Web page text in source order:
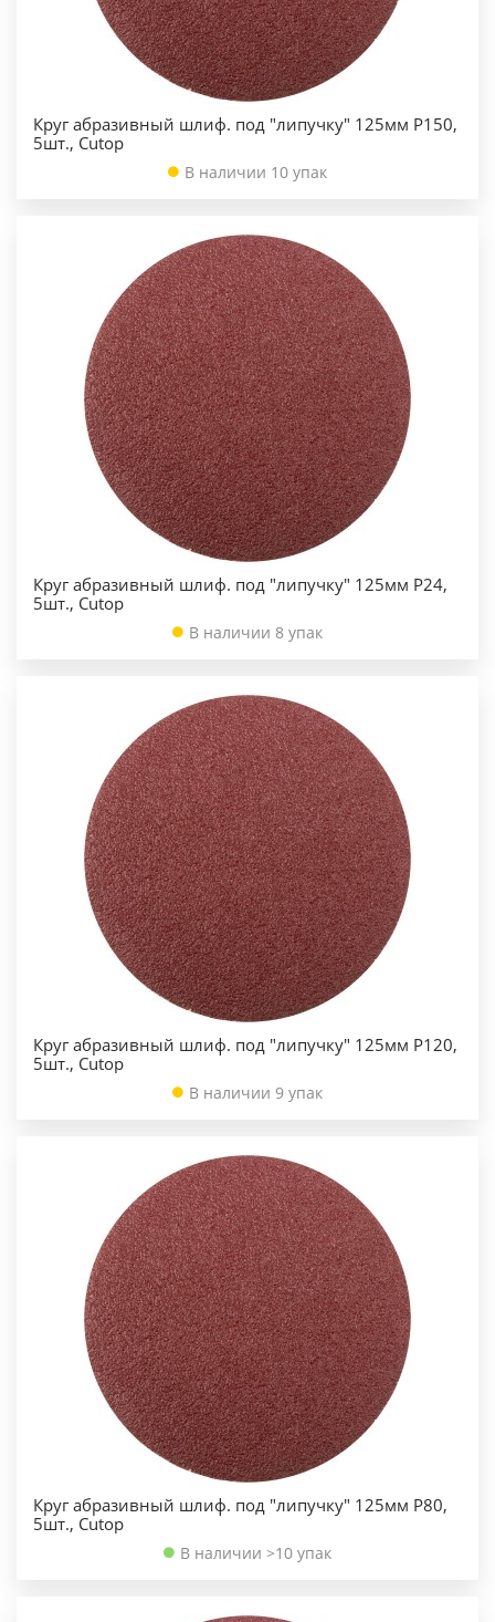
Круг абразивный шлиф. под "липучку" 125мм Р150,
5шт., Cutop
В наличии 10 упак
Круг абразивный шлиф. под "липучку" 125мм Р24,
5шт., Cutop
В наличии 8 упак
Круг абразивный шлиф. под "липучку" 125мм Р120,
5шт., Cutop
В наличии 9 упак
Круг абразивный шлиф. под "липучку" 125мм Р80,
5шт., Cutop
В наличии >10 упак